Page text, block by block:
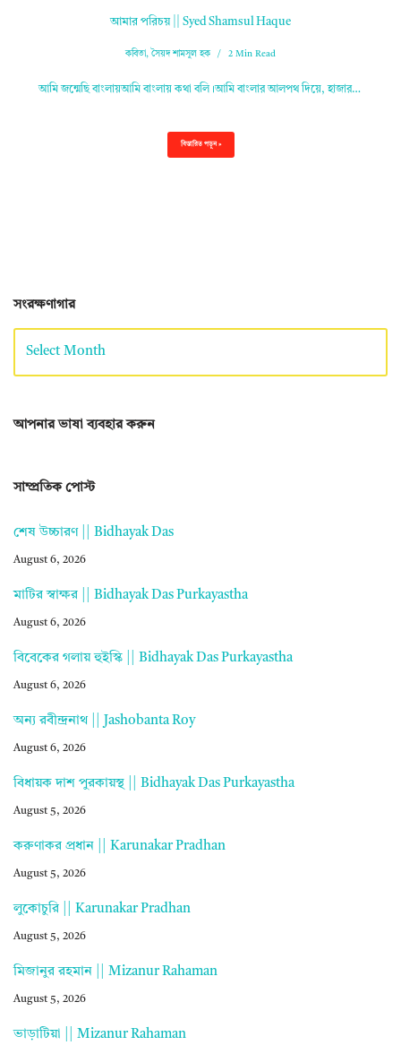
আমার পরিচয় || Syed Shamsul Haque
কবিতা, সৈয়দ শামসুল হক 2 Min Read
আমি জন্মেছি বাংলায়আমি বাংলায় কথা বলি।আমি বাংলার আলপথ দিয়ে, হাজার…
বিস্তারিত পড়ুন »
সংরক্ষণাগার
আপনার ভাষা ব্যবহার করুন
সাম্প্রতিক পোস্ট
শেষ উচ্চারণ || Bidhayak Das
August 6, 2026
মাটির স্বাক্ষর || Bidhayak Das Purkayastha
August 6, 2026
বিবেকের গলায় হুইস্কি || Bidhayak Das Purkayastha
August 6, 2026
অন্য রবীন্দ্রনাথ || Jashobanta Roy
August 6, 2026
বিধায়ক দাশ পুরকায়স্থ || Bidhayak Das Purkayastha
August 5, 2026
করুণাকর প্রধান || Karunakar Pradhan
August 5, 2026
লুকোচুরি || Karunakar Pradhan
August 5, 2026
মিজানুর রহমান || Mizanur Rahaman
August 5, 2026
ভাড়াটিয়া || Mizanur Rahaman